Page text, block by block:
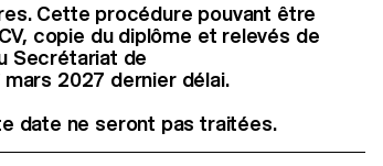
Cette procédure pouvant être
copie du diplôme et relevés de
Secrétariat de
mars 2027 dernier délai.
date ne seront pas traitées.